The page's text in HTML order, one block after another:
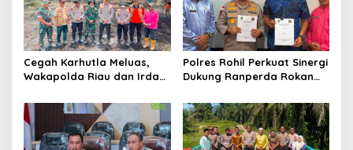
p
o
s
Cegah Karhutla Meluas,
Wakapolda Riau dan Irdam
Padamkan Api di Pasir
Limau Kapas
Polres Rohil Perkuat Sinergi
Dukung Ranperda Rokan
Berkelanjutan